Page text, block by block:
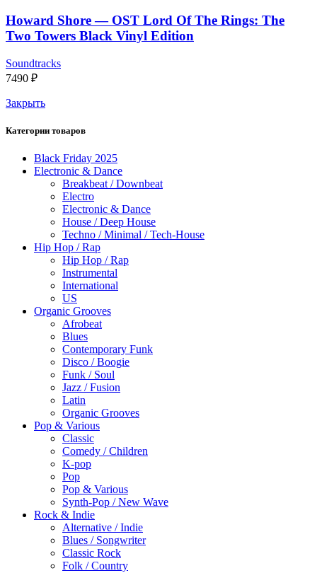
Howard Shore — OST Lord Of The Rings: The
Two Towers Black Vinyl Edition
Soundtracks
7490 ₽
Закрыть
Категории товаров
Black Friday 2025
Electronic & Dance
Breakbeat / Downbeat
Electro
Electronic & Dance
House / Deep House
Techno / Minimal / Tech-House
Hip Hop / Rap
Hip Hop / Rap
Instrumental
International
US
Organic Grooves
Afrobeat
Blues
Contemporary Funk
Disco / Boogie
Funk / Soul
Jazz / Fusion
Latin
Organic Grooves
Pop & Various
Classic
Comedy / Children
K-pop
Pop
Pop & Various
Synth-Pop / New Wave
Rock & Indie
Alternative / Indie
Blues / Songwriter
Classic Rock
Folk / Country